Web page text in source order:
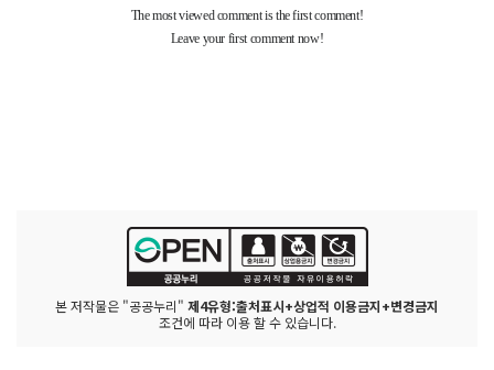
본 저작물은 "공공누리" 제4유형:출처표시+상업적 이용금지+변경금지
조건에 따라 이용 할 수 있습니다.